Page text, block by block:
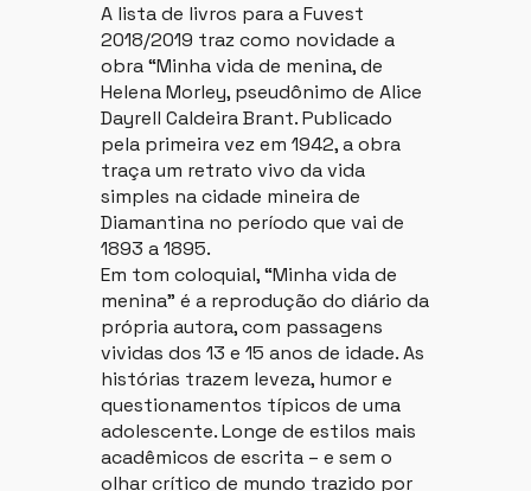
A lista de livros para a Fuvest
2018/2019 traz como novidade a
obra “Minha vida de menina, de
Helena Morley, pseudônimo de Alice
Dayrell Caldeira Brant. Publicado
pela primeira vez em 1942, a obra
traça um retrato vivo da vida
simples na cidade mineira de
Diamantina no período que vai de
1893 a 1895.
Em tom coloquial, “Minha vida de
menina” é a reprodução do diário da
própria autora, com passagens
vividas dos 13 e 15 anos de idade. As
histórias trazem leveza, humor e
questionamentos típicos de uma
adolescente. Longe de estilos mais
acadêmicos de escrita – e sem o
olhar crítico de mundo trazido por